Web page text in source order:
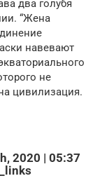
два голубя
“Жена
навевают
не
цивилизация.
2020 | 05:37